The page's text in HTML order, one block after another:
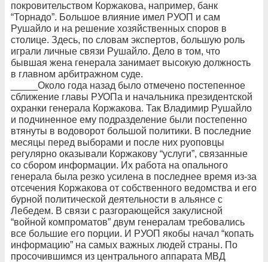
покровительством Коржакова, например, банк
“Торнадо”. Большое влияние имел РУОП и сам
Рушайло и на решение хозяйственных споров в
столице. Здесь, по словам экспертов, большую роль
играли личные связи Рушайло. Дело в том, что
бывшая жена генерала занимает высокую должность
в главном арбитражном суде.
_____Около года назад было отмечено постепенное
сближение главы РУОПа и начальника президентской
охранки генерала Коржакова. Так Владимир Рушайло
и подчиненное ему подразделение были постепенно
втянуты в водоворот большой политики. В последние
месяцы перед выборами и после них руоповцы
регулярно оказывали Коржакову “услуги”, связанные
со сбором информации. Их работа на опального
генерала была резко усилена в последнее время из-за
отсечения Коржакова от собственного ведомства и его
бурной политической деятельности в альянсе с
Лебедем. В связи с разгорающейся закулисной
“войной компроматов” двум генералам требовались
все большие его порции. И РУОП якобы начал “копать
информацию” на самых важных людей страны. По
просочившимся из центрального аппарата МВД